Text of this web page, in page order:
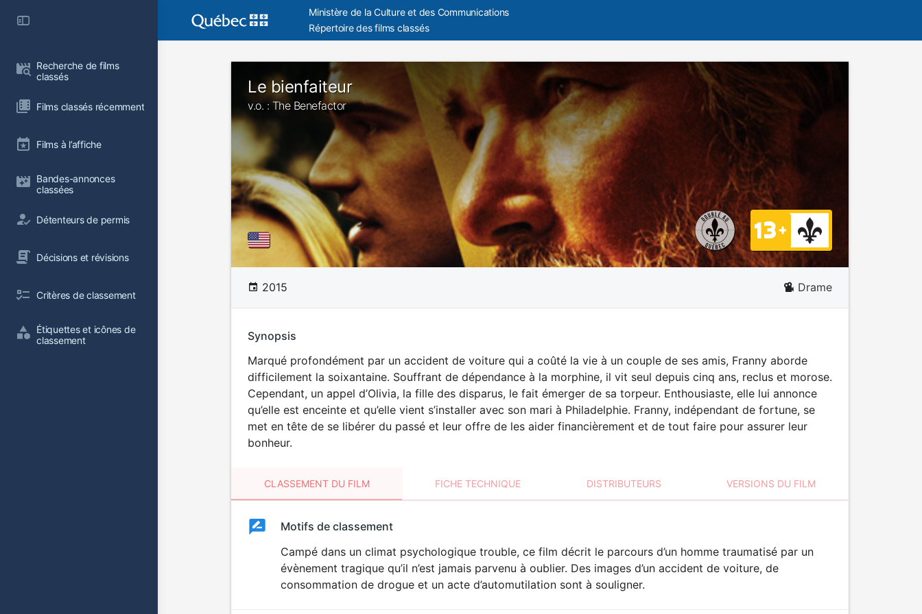
Recherche de films
classés
Films classés récemment
Films à l’affiche
Bandes-annonces
classées
Détenteurs de permis
Décisions et révisions
Critères de classement
Étiquettes et icônes de
classement
Ministère de la Culture et des Communications
Répertoire des films classés
Le bienfaiteur
v.o. : The Benefactor
2015 Drame
Synopsis
Marqué profondément par un accident de voiture qui a coûté la vie à un couple de ses amis, Franny aborde
difficilement la soixantaine. Souffrant de dépendance à la morphine, il vit seul depuis cinq ans, reclus et morose.
Cependant, un appel d’Olivia, la fille des disparus, le fait émerger de sa torpeur. Enthousiaste, elle lui annonce
qu’elle est enceinte et qu’elle vient s’installer avec son mari à Philadelphie. Franny, indépendant de fortune, se
met en tête de se libérer du passé et leur offre de les aider financièrement et de tout faire pour assurer leur
bonheur.
CLASSEMENT DU FILM FICHE TECHNIQUE DISTRIBUTEURS VERSIONS DU FILM
ClassementClassement
Motifs de classement
Campé dans un climat psychologique trouble, ce film décrit le parcours d’un homme traumatisé par un
évènement tragique qu’il n’est jamais parvenu à oublier. Des images d’un accident de voiture, de
consommation de drogue et un acte d’automutilation sont à souligner.